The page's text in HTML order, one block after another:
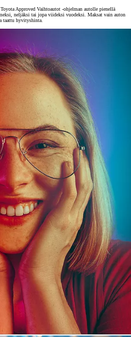
Approved Vaihtoautot -ohjelman autolle pienellä
neljäksi tai jopa viideksi vuodeksi. Maksat vain auton
taattu hyvityshinta.